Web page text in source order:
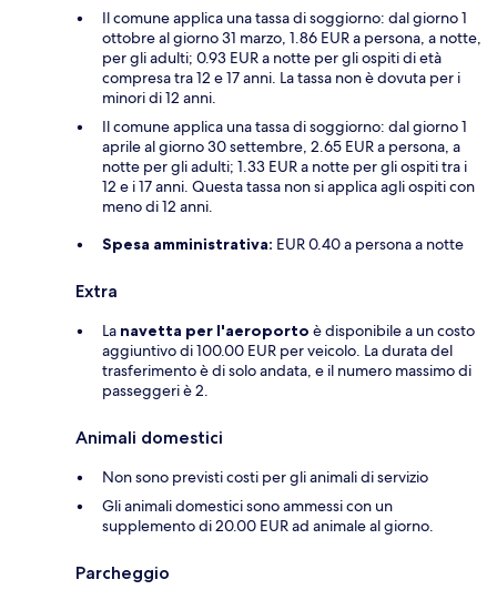
Il comune applica una tassa di soggiorno: dal giorno 1
ottobre al giorno 31 marzo, 1.86 EUR a persona, a notte,
per gli adulti; 0.93 EUR a notte per gli ospiti di età
compresa tra 12 e 17 anni. La tassa non è dovuta per i
minori di 12 anni.
Il comune applica una tassa di soggiorno: dal giorno 1
aprile al giorno 30 settembre, 2.65 EUR a persona, a
notte per gli adulti; 1.33 EUR a notte per gli ospiti tra i
12 e i 17 anni. Questa tassa non si applica agli ospiti con
meno di 12 anni.
Spesa amministrativa: EUR 0.40 a persona a notte
Extra
La navetta per l'aeroporto è disponibile a un costo
aggiuntivo di 100.00 EUR per veicolo. La durata del
trasferimento è di solo andata, e il numero massimo di
passeggeri è 2.
Animali domestici
Non sono previsti costi per gli animali di servizio
Gli animali domestici sono ammessi con un
supplemento di 20.00 EUR ad animale al giorno.
Parcheggio